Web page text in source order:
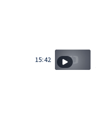
15:42